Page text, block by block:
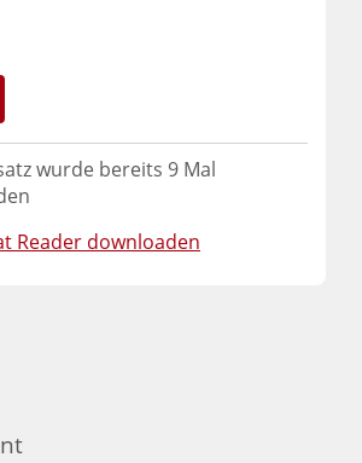
wurde bereits 9 Mal
Reader downloaden